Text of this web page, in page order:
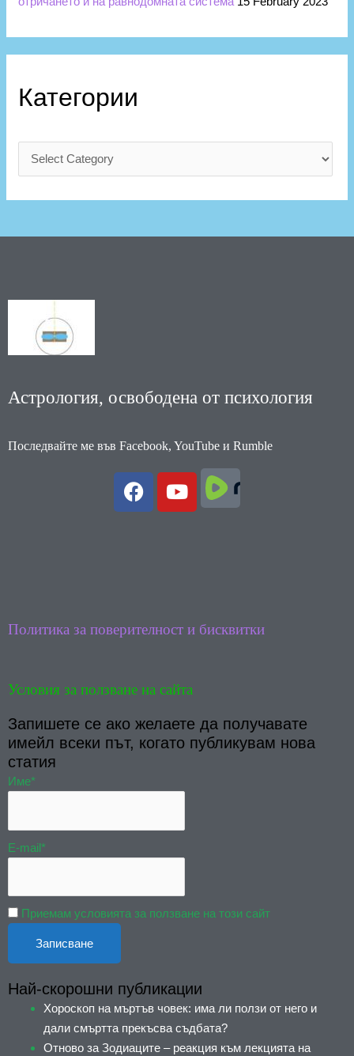
Категории
Астрология, освободена от психология
Последвайте ме във Facebook, YouTube и Rumble
F
a
c
Y
o
u
Политика за поверителност и бисквитки
Условия за ползване на сайта
Запишете се ако желаете да получавате
имейл всеки път, когато публикувам нова
статия
Име*
E-mail*
Приемам условията за ползване на този сайт
Най-скорошни публикации
Хороскоп на мъртъв човек: има ли ползи от него и
дали смъртта прекъсва съдбата?
Отново за Зодиаците – реакция към лекцията на